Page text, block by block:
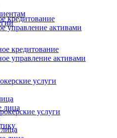
кредитование
управление активами
услуги
лица
кредитование
управление активами
услуги